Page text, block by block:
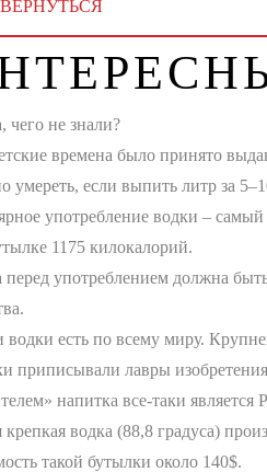
ВЕРНУТЬСЯ
чего не знали?
времена было принято
умереть, если выпить литр за
употребление водки –
1175 килокалорий.
перед употреблением должна
водки есть по всему миру.
приписывали лавры
напитка все-таки является
крепкая водка (88,8 градуса)
такой бутылки около 140$.